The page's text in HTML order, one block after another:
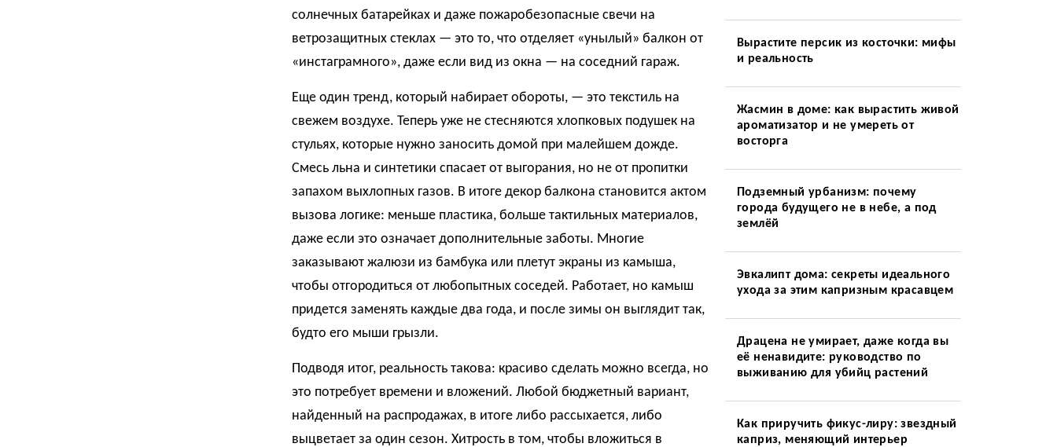
солнечных батарейках и даже пожаробезопасные свечи на
ветрозащитных стеклах — это то, что отделяет «унылый» балкон от
«инстаграмного», даже если вид из окна — на соседний гараж.
Еще один тренд, который набирает обороты, — это текстиль на
свежем воздухе. Теперь уже не стесняются хлопковых подушек на
стульях, которые нужно заносить домой при малейшем дожде.
Смесь льна и синтетики спасает от выгорания, но не от пропитки
запахом выхлопных газов. В итоге декор балкона становится актом
вызова логике: меньше пластика, больше тактильных материалов,
даже если это означает дополнительные заботы. Многие
заказывают жалюзи из бамбука или плетут экраны из камыша,
чтобы отгородиться от любопытных соседей. Работает, но камыш
придется заменять каждые два года, и после зимы он выглядит так,
будто его мыши грызли.
Подводя итог, реальность такова: красиво сделать можно всегда, но
это потребует времени и вложений. Любой бюджетный вариант,
найденный на распродажах, в итоге либо рассыхается, либо
выцветает за один сезон. Хитрость в том, чтобы вложиться в
Вырастите персик из косточки: мифы
и реальность
Жасмин в доме: как вырастить живой
ароматизатор и не умереть от
восторга
Подземный урбанизм: почему
города будущего не в небе, а под
землёй
Эвкалипт дома: секреты идеального
ухода за этим капризным красавцем
Драцена не умирает, даже когда вы
её ненавидите: руководство по
выживанию для убийц растений
Как приручить фикус-лиру: звездный
каприз, меняющий интерьер